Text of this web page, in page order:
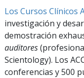
Los Cursos Clínicos
investigación y
demostración
auditores
Scientology). Los
conferencias y 500